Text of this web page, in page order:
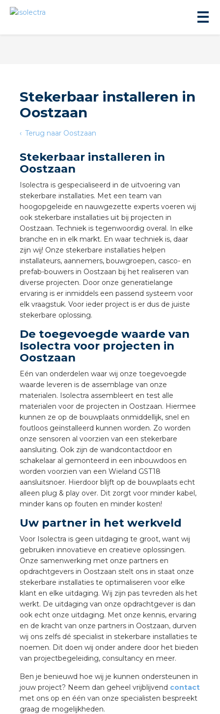
Stekerbaar installeren in
Oostzaan
Terug naar Oostzaan
Stekerbaar installeren in
Oostzaan
Isolectra is gespecialiseerd in de uitvoering van
stekerbare installaties. Met een team van
hoogopgeleide en nauwgezette experts voeren wij
ook stekerbare installaties uit bij projecten in
Oostzaan. Techniek is tegenwoordig overal. In elke
branche en in elk markt. En waar techniek is, daar
zijn wij! Onze stekerbare installaties helpen
installateurs, aannemers, bouwgroepen, casco- en
prefab-bouwers in Oostzaan bij het realiseren van
diverse projecten. Door onze generatielange
ervaring is er inmiddels een passend systeem voor
elk vraagstuk. Voor ieder project is er dus de juiste
stekerbare oplossing.
De toegevoegde waarde van
Isolectra voor projecten in
Oostzaan
Eén van onderdelen waar wij onze toegevoegde
waarde leveren is de assemblage van onze
materialen. Isolectra assembleert en test alle
materialen voor de projecten in Oostzaan. Hiermee
kunnen ze op de bouwplaats onmiddellijk, snel en
foutloos geïnstalleerd kunnen worden. Zo worden
onze sensoren al voorzien van een stekerbare
aansluiting. Ook zijn de wandcontactdoor en
schakelaar al gemonteerd in een inbouwdoos en
worden voorzien van een Wieland GST18
aansluitsnoer. Hierdoor blijft op de bouwplaats echt
alleen plug & play over. Dit zorgt voor minder kabel,
minder kans op fouten en minder kosten!
Uw partner in het werkveld
Voor Isolectra is geen uitdaging te groot, want wij
gebruiken innovatieve en creatieve oplossingen.
Onze samenwerking met onze partners en
opdrachtgevers in Oostzaan stelt ons in staat onze
stekerbare installaties te optimaliseren voor elke
klant en elke uitdaging. Wij zijn pas tevreden als het
werkt. De uitdaging van onze opdrachtgever is dan
ook echt onze uitdaging. Met onze kennis, ervaring
en de kracht van onze partners in Oostzaan, durven
wij ons zelfs dé specialist in stekerbare installaties te
noemen. Dit doen wij onder andere door het bieden
van projectbegeleiding, consultancy en meer.
Ben je benieuwd hoe wij je kunnen ondersteunen in
jouw project? Neem dan geheel vrijblijvend contact
met ons op en één van onze specialisten bespreekt
graag de mogelijkheden.
installeren
installeren
installeren
installeren in beton
installeren in de tuinbouw
stekerbare vlakkabel
GST®
RST®
Academy